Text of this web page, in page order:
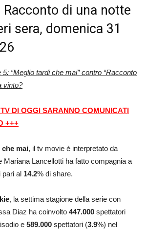
di una notte
sera, domenica 31
“Meglio tardi che mai” contro “Racconto
vinto?
DI OGGI SARANNO COMUNICATI
+++
mai, il tv movie è interpretato da
Mariana Lancellotti ha fatto compagnia a
pari al 14.2% di share.
, la settima stagione della serie con
Diaz ha coinvolto 447.000 spettatori
e 589.000 spettatori (3.9%) nel